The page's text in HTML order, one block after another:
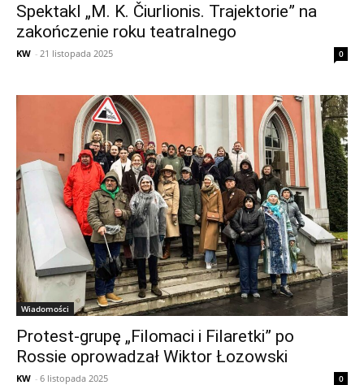
Spektakl „M. K. Čiurlionis. Trajektorie” na
zakończenie roku teatralnego
KW - 21 listopada 2025 0
Wiadomości
Protest-grupę „Filomaci i Filaretki” po
Rossie oprowadzał Wiktor Łozowski
KW - 6 listopada 2025 0